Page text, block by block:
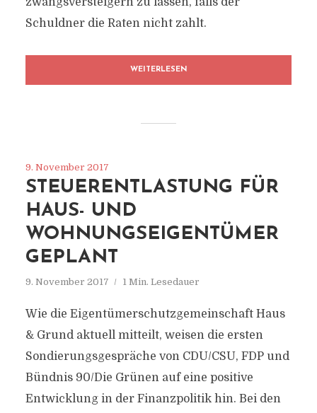
Schuldner die Raten nicht zahlt.
WEITERLESEN
9. November 2017
STEUERENTLASTUNG FÜR
HAUS- UND
WOHNUNGSEIGENTÜMER
GEPLANT
9. November 2017 1 Min. Lesedauer
Wie die Eigentümerschutzgemeinschaft Haus
& Grund aktuell mitteilt, weisen die ersten
Sondierungsgespräche von CDU/CSU, FDP und
Bündnis 90/Die Grünen auf eine positive
Entwicklung in der Finanzpolitik hin. Bei den